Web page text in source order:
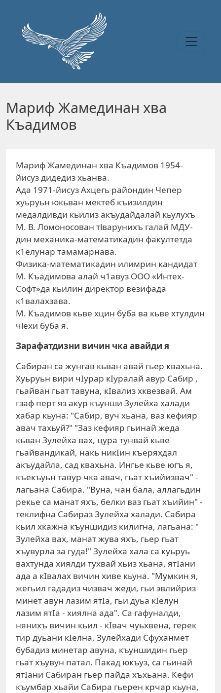
Мариф Жамединан хва
Къадимов
Мариф Жамединан хва Къадимов 1954-
йисуз дидедиз хьанва.
Ада 1971-йисуз Ахцегь райондин Чепер
хуьруьн юкьван мектеб къизилдин
медалдивди кьилиз акъудайдалай кьулухъ
М. В. Ломоносован тlварунихъ галай МДУ-
дин механика-математикадин факултетда
к1елунар тамамарнава.
Физика-математикадин илимрин кандидат
М. Къадимова алай ч1авуз ООО «Интех-
Софт»да кьилин директор везифада
к1валахзава.
М. Къадимов кьве хцин буба ва кьве хтулдин
чlехи буба я.
Зарафатдизни вичин чка авайди я
Сабиран са жунгав кьван авай гьер квахьна.
Хуьруьн вири чIурар кIуралай авур Сабир ,
гьайван гьат тавуна, кIвализ хквезвай. Ам
гзаф перт яз акур къунши Зулейха халади
хабар кьуна: "Сабир, вуч хьана, ваз кефияр
авач тахьуй?" "Заз кефияр гьинай жеда
кьван Зулейха вах, цура тунвай кьве
гьайвандикай, накь никIин къеряхдал
акъудайла, сад квахьна. Ингье кьве югъ я,
къекъуьн тавур чка авач, гьат хъийизвач" -
лагьана Сабира. "Вуна, чан бала, аллагьдин
рекье са манат яхъ, белки ваз гьат хъийин" -
теклифна Сабираз Зулейха халади. Сабира
кьил хкажна къуншидиз килигна, лагьана: "
Зулейха вах, манат жува яхъ, гьер гьат
хъувурла за гуда!" Зулейха хала са куьруь
вахтунда хиялди тухвай хьиз хьана, ятIани
ада а кIвалах вичин хиве кьуна. "Мумкин я,
жегьил гададиз чизвач жеди, гьи эвлийриз
минет авун лазим ятIа, гьи дуьа кIелун
лазим ятIа - хиялна ада". Са гафуналди,
нянихъ вичин кьил - кIвач чуьхвена, герек
тир дуьани кIелна, Зулейхади Сфуханмет
бубадиз минетар авуна, къуншидин гьер
гьат хъувун патал. Пакад юкъуз, са гьинай
ятIани Сабиран гьер пайда хъхьана. Кефи
къумбар хьайи Сабира гьерен крчар кьуна,